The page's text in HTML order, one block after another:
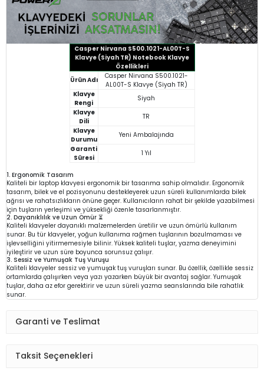
Casper Nirvana S500.1021-AL00T-S
Klavye (Siyah TR) Notebook Klavye
Özellikleri
Ürün Adı
Casper Nirvana S500.1021-
AL00T-S Klavye (Siyah TR)
Klavye
Rengi
Siyah
Klavye
Dili
TR
Klavye
Durumu
Yeni Ambalajında
Garanti
Süresi
1 Yıl
1. Ergonomik Tasarım
Kaliteli bir laptop klavyesi ergonomik bir tasarıma sahip olmalıdır. Ergonomik
tasarım, bilek ve el pozisyonunu destekleyerek uzun süreli kullanımlarda bilek
ağrısı ve rahatsızlıkların önüne geçer. Kullanıcıların rahat bir şekilde yazabilmesi
için tuşların yerleşimi ve yüksekliği özenle tasarlanmıştır.
2. Dayanıklılık ve Uzun Ömür ⏳
Kaliteli klavyeler dayanıklı malzemelerden üretilir ve uzun ömürlü kullanım
sunar. Bu tür klavyeler, yoğun kullanıma rağmen tuşlarının bozulmaması ve
işlevselliğini yitirmemesiyle bilinir. Yüksek kaliteli tuşlar, yazma deneyimini
iyileştirir ve uzun süre boyunca sorunsuz çalışır.
3. Sessiz ve Yumuşak Tuş Vuruşu
Kaliteli klavyeler sessiz ve yumuşak tuş vuruşları sunar. Bu özellik, özellikle sessiz
ortamlarda çalışırken veya yazı yazarken büyük bir avantaj sağlar. Yumuşak
tuşlar, daha az efor gerektirir ve uzun süreli yazma seanslarında bile rahatlık
sunar.
Garanti ve Teslimat
Taksit Seçenekleri